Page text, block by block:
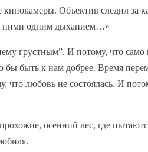
кинокамеры. Объектив следил за
ними одним дыханием…»
грустным”. И потому, что
бы быть к нам добрее. Время
любовь не состоялась. И
осенний лес, где пытаются